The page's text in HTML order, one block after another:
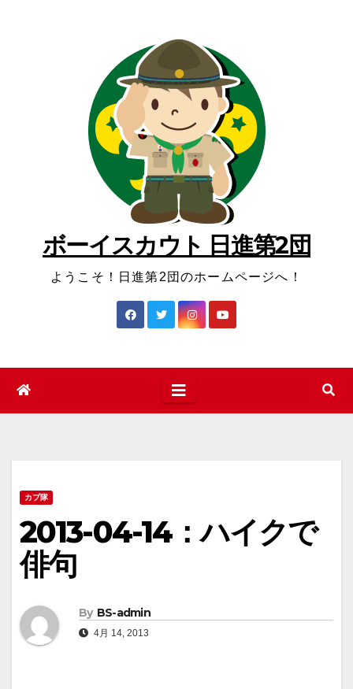
ボーイスカウト 日進第2団
ようこそ！日進第2団のホームページへ！
カブ隊
2013-04-14：ハイクで
俳句
By BS-admin
4月 14, 2013